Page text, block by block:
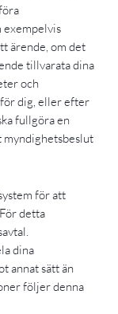
exempelvis
ärende, om det
tillvarata dina
och
dig, eller efter
fullgöra en
myndighetsbeslut
för att
detta
dina
annat sätt än
följer denna